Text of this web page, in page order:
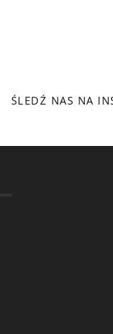
ŚLEDŹ NAS NA